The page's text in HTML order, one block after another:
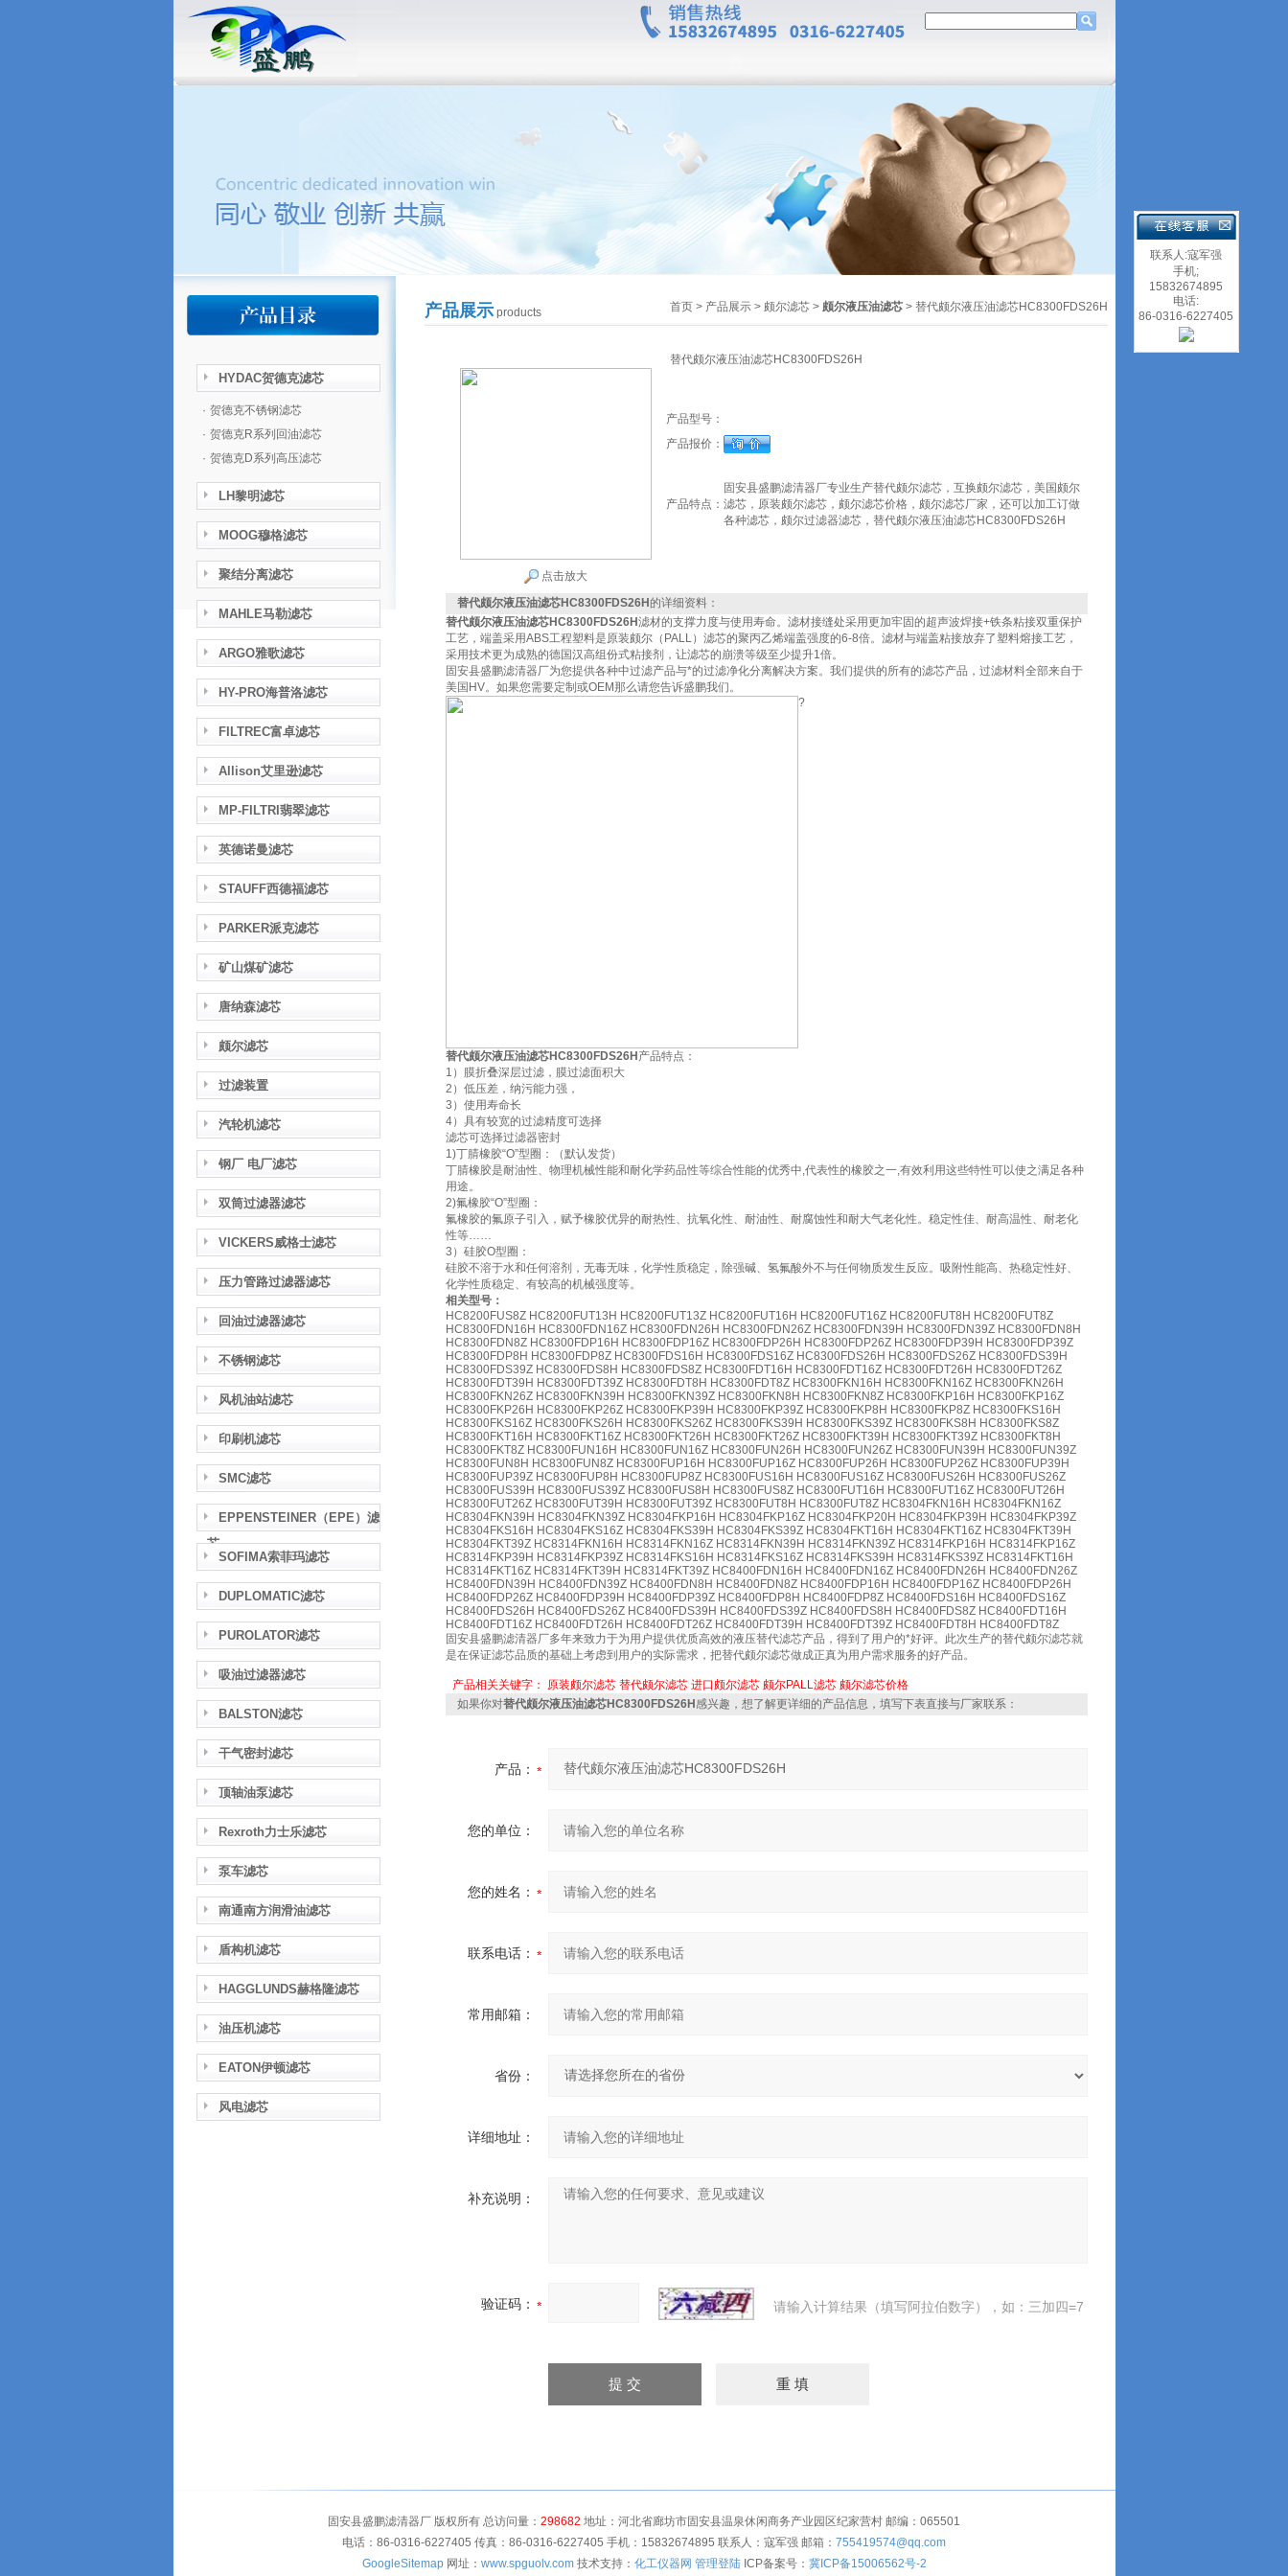
HYDAC贺德克滤芯
· 贺德克不锈钢滤芯
· 贺德克R系列回油滤芯
· 贺德克D系列高压滤芯
LH黎明滤芯
MOOG穆格滤芯
聚结分离滤芯
MAHLE马勒滤芯
ARGO雅歌滤芯
HY-PRO海普洛滤芯
FILTREC富卓滤芯
Allison艾里逊滤芯
MP-FILTRI翡翠滤芯
英德诺曼滤芯
STAUFF西德福滤芯
PARKER派克滤芯
矿山煤矿滤芯
唐纳森滤芯
颇尔滤芯
过滤装置
汽轮机滤芯
钢厂 电厂滤芯
双筒过滤器滤芯
VICKERS威格士滤芯
压力管路过滤器滤芯
回油过滤器滤芯
不锈钢滤芯
风机油站滤芯
印刷机滤芯
SMC滤芯
EPPENSTEINER（EPE）滤
芯
SOFIMA索菲玛滤芯
DUPLOMATIC滤芯
PUROLATOR滤芯
吸油过滤器滤芯
BALSTON滤芯
干气密封滤芯
顶轴油泵滤芯
Rexroth力士乐滤芯
泵车滤芯
南通南方润滑油滤芯
盾构机滤芯
HAGGLUNDS赫格隆滤芯
油压机滤芯
EATON伊顿滤芯
风电滤芯
产品展示 products 首页 > 产品展示 > 颇尔滤芯 > 颇尔液压油滤芯 > 替代颇尔液压油滤芯HC8300FDS26H
替代颇尔液压油滤芯HC8300FDS26H
点击放大
产品型号：
产品报价：
产品特点：
固安县盛鹏滤清器厂专业生产替代颇尔滤芯，互换颇尔滤芯，美国颇尔
滤芯，原装颇尔滤芯，颇尔滤芯价格，颇尔滤芯厂家，还可以加工订做
各种滤芯，颇尔过滤器滤芯，替代颇尔液压油滤芯HC8300FDS26H
替代颇尔液压油滤芯HC8300FDS26H 的详细资料：
替代颇尔液压油滤芯HC8300FDS26H 滤材的支撑力度与使用寿命。滤材接缝处采用更加牢固的超声波焊接+铁条粘接双重保护
工艺，端盖采用ABS工程塑料是原装颇尔（PALL）滤芯的聚丙乙烯端盖强度的6-8倍。滤材与端盖粘接放弃了塑料熔接工艺，
采用技术更为成熟的德国汉高组份式粘接剂，让滤芯的崩溃等级至少提升1倍。
固安县盛鹏滤清器厂为您提供各种中过滤产品与*的过滤净化分离解决方案。我们提供的所有的滤芯产品，过滤材料全部来自于
美国HV。如果您需要定制或OEM那么请您告诉盛鹏我们。
?
替代颇尔液压油滤芯HC8300FDS26H 产品特点：
1）膜折叠深层过滤，膜过滤面积大
2）低压差，纳污能力强，
3）使用寿命长
4）具有较宽的过滤精度可选择
滤芯可选择过滤器密封
1)丁腈橡胶“O”型圈：（默认发货）
丁腈橡胶是耐油性、物理机械性能和耐化学药品性等综合性能的优秀中,代表性的橡胶之一,有效利用这些特性可以使之满足各种
用途。
2)氟橡胶“O”型圈：
氟橡胶的氟原子引入，赋予橡胶优异的耐热性、抗氧化性、耐油性、耐腐蚀性和耐大气老化性。稳定性佳、耐高温性、耐老化
性等……
3）硅胶O型圈：
硅胶不溶于水和任何溶剂，无毒无味，化学性质稳定，除强碱、氢氟酸外不与任何物质发生反应。吸附性能高、热稳定性好、
化学性质稳定、有较高的机械强度等。
相关型号：
HC8200FUS8Z HC8200FUT13H HC8200FUT13Z HC8200FUT16H HC8200FUT16Z HC8200FUT8H HC8200FUT8Z
HC8300FDN16H HC8300FDN16Z HC8300FDN26H HC8300FDN26Z HC8300FDN39H HC8300FDN39Z HC8300FDN8H
HC8300FDN8Z HC8300FDP16H HC8300FDP16Z HC8300FDP26H HC8300FDP26Z HC8300FDP39H HC8300FDP39Z
HC8300FDP8H HC8300FDP8Z HC8300FDS16H HC8300FDS16Z HC8300FDS26H HC8300FDS26Z HC8300FDS39H
HC8300FDS39Z HC8300FDS8H HC8300FDS8Z HC8300FDT16H HC8300FDT16Z HC8300FDT26H HC8300FDT26Z
HC8300FDT39H HC8300FDT39Z HC8300FDT8H HC8300FDT8Z HC8300FKN16H HC8300FKN16Z HC8300FKN26H
HC8300FKN26Z HC8300FKN39H HC8300FKN39Z HC8300FKN8H HC8300FKN8Z HC8300FKP16H HC8300FKP16Z
HC8300FKP26H HC8300FKP26Z HC8300FKP39H HC8300FKP39Z HC8300FKP8H HC8300FKP8Z HC8300FKS16H
HC8300FKS16Z HC8300FKS26H HC8300FKS26Z HC8300FKS39H HC8300FKS39Z HC8300FKS8H HC8300FKS8Z
HC8300FKT16H HC8300FKT16Z HC8300FKT26H HC8300FKT26Z HC8300FKT39H HC8300FKT39Z HC8300FKT8H
HC8300FKT8Z HC8300FUN16H HC8300FUN16Z HC8300FUN26H HC8300FUN26Z HC8300FUN39H HC8300FUN39Z
HC8300FUN8H HC8300FUN8Z HC8300FUP16H HC8300FUP16Z HC8300FUP26H HC8300FUP26Z HC8300FUP39H
HC8300FUP39Z HC8300FUP8H HC8300FUP8Z HC8300FUS16H HC8300FUS16Z HC8300FUS26H HC8300FUS26Z
HC8300FUS39H HC8300FUS39Z HC8300FUS8H HC8300FUS8Z HC8300FUT16H HC8300FUT16Z HC8300FUT26H
HC8300FUT26Z HC8300FUT39H HC8300FUT39Z HC8300FUT8H HC8300FUT8Z HC8304FKN16H HC8304FKN16Z
HC8304FKN39H HC8304FKN39Z HC8304FKP16H HC8304FKP16Z HC8304FKP20H HC8304FKP39H HC8304FKP39Z
HC8304FKS16H HC8304FKS16Z HC8304FKS39H HC8304FKS39Z HC8304FKT16H HC8304FKT16Z HC8304FKT39H
HC8304FKT39Z HC8314FKN16H HC8314FKN16Z HC8314FKN39H HC8314FKN39Z HC8314FKP16H HC8314FKP16Z
HC8314FKP39H HC8314FKP39Z HC8314FKS16H HC8314FKS16Z HC8314FKS39H HC8314FKS39Z HC8314FKT16H
HC8314FKT16Z HC8314FKT39H HC8314FKT39Z HC8400FDN16H HC8400FDN16Z HC8400FDN26H HC8400FDN26Z
HC8400FDN39H HC8400FDN39Z HC8400FDN8H HC8400FDN8Z HC8400FDP16H HC8400FDP16Z HC8400FDP26H
HC8400FDP26Z HC8400FDP39H HC8400FDP39Z HC8400FDP8H HC8400FDP8Z HC8400FDS16H HC8400FDS16Z
HC8400FDS26H HC8400FDS26Z HC8400FDS39H HC8400FDS39Z HC8400FDS8H HC8400FDS8Z HC8400FDT16H
HC8400FDT16Z HC8400FDT26H HC8400FDT26Z HC8400FDT39H HC8400FDT39Z HC8400FDT8H HC8400FDT8Z
固安县盛鹏滤清器厂多年来致力于为用户提供优质高效的液压替代滤芯产品，得到了用户的*好评。此次生产的替代颇尔滤芯就
是在保证滤芯品质的基础上考虑到用户的实际需求，把替代颇尔滤芯做成正真为用户需求服务的好产品。
产品相关关键字： 原装颇尔滤芯 替代颇尔滤芯 进口颇尔滤芯 颇尔PALL滤芯 颇尔滤芯价格
如果你对替代颇尔液压油滤芯HC8300FDS26H 感兴趣，想了解更详细的产品信息，填写下表直接与厂家联系：
产品：
您的单位：
您的姓名：
联系电话：
常用邮箱：
省份：
详细地址：
补充说明：
验证码： 请输入计算结果（填写阿拉伯数字），如：三加四=7
固安县盛鹏滤清器厂 版权所有 总访问量： 298682 地址：河北省廊坊市固安县温泉休闲商务产业园区纪家营村 邮编：065501
电话：86-0316-6227405 传真：86-0316-6227405 手机：15832674895 联系人：寇军强 邮箱： 755419574@qq.com
GoogleSitemap网址： www.spguolv.com技术支持： 化工仪器网 管理登陆ICP备案号： 冀ICP备15006562号-2
联系人:寇军强
手机;
15832674895
电话:
86-0316-6227405